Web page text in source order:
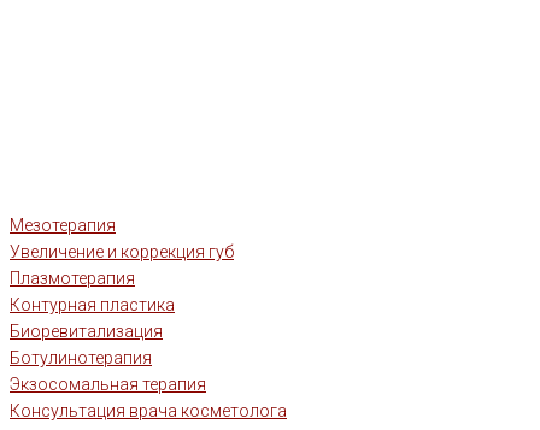
Мезотерапия
Увеличение и коррекция губ
Плазмотерапия
Контурная пластика
Биоревитализация
Ботулинотерапия
Экзосомальная терапия
Консультация врача косметолога